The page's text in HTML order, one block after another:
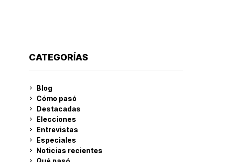
CATEGORÍAS
Blog
Cómo pasó
Destacadas
Elecciones
Entrevistas
Especiales
Noticias recientes